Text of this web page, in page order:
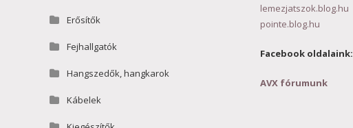
Erősítők
Fejhallgatók
Hangszedők, hangkarok
Kábelek
lemezjatszok.blog.hu
pointe.blog.hu
Facebook oldalaink:
AVX fórumunk